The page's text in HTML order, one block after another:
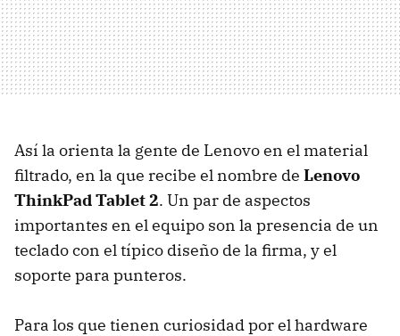
Así la orienta la gente de Lenovo en el material
filtrado, en la que recibe el nombre de Lenovo
ThinkPad Tablet 2. Un par de aspectos
importantes en el equipo son la presencia de un
teclado con el típico diseño de la firma, y el
soporte para punteros.
Para los que tienen curiosidad por el hardware